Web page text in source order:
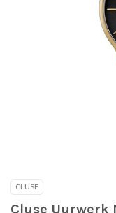
CLUSE
Cluse